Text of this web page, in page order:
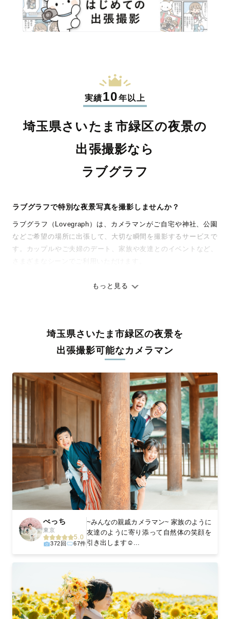
実績10年以上
埼玉県さいたま市緑区の夜景の
出張撮影なら
ラブグラフ
ラブグラフで特別な夜景写真を撮影しませんか？
ラブグラフ（Lovegraph）は、カメラマンがご自宅や神社、公園
などご希望の場所に出張して、大切な瞬間を撮影するサービスで
す。カップルやご夫婦のデート、家族や友達とのイベントなど、
ありのままの空気感を大切に、何十年経っても見返したくなるよ
料金は全国どこでも一律。わかりやすく安心の価格設定です。オ
リジナルの研修と厳正な審査に合格し、撮影技術やホスピタリテ
ィを身につけたプロのカメラマンが全国47都道府県に在籍してい
験をお届けします。
丁寧なレタッチで思い出を美しく仕上げます
撮影後は、独自の編集技術で写真の明るさや色合いを丁寧に調
整。自然な雰囲気を残しつつも、おしゃれで洗練された仕上がり
に。きっと「こんな写真を撮ってほしかった！」と思える一枚に
出会えます。まずは、ラブグラフの撮影事例をご覧ください。
もっと見る
埼玉県さいたま市緑区の夜景を
出張撮影可能なカメラマン
べっち
東京
5.0
372回 67件
~みんなの親戚カメラマン~ 家族のように
友達のように寄り添って自然体の笑顔を
引き出します☺️...